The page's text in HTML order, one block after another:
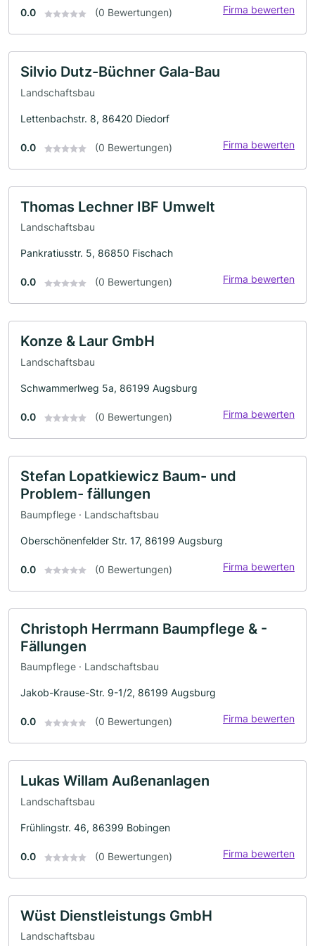
0.0 (0 Bewertungen) Firma bewerten
Silvio Dutz-Büchner Gala-Bau
Landschaftsbau
Lettenbachstr. 8, 86420 Diedorf
0.0 (0 Bewertungen) Firma bewerten
Thomas Lechner IBF Umwelt
Landschaftsbau
Pankratiusstr. 5, 86850 Fischach
0.0 (0 Bewertungen) Firma bewerten
Konze & Laur GmbH
Landschaftsbau
Schwammerlweg 5a, 86199 Augsburg
0.0 (0 Bewertungen) Firma bewerten
Stefan Lopatkiewicz Baum- und
Problem- fällungen
Baumpflege · Landschaftsbau
Oberschönenfelder Str. 17, 86199 Augsburg
0.0 (0 Bewertungen) Firma bewerten
Christoph Herrmann Baumpflege & -
Fällungen
Baumpflege · Landschaftsbau
Jakob-Krause-Str. 9-1/2, 86199 Augsburg
0.0 (0 Bewertungen) Firma bewerten
Lukas Willam Außenanlagen
Landschaftsbau
Frühlingstr. 46, 86399 Bobingen
0.0 (0 Bewertungen) Firma bewerten
Wüst Dienstleistungs GmbH
Landschaftsbau